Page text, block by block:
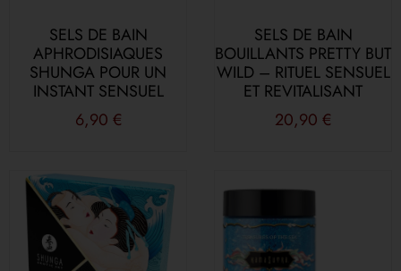
SELS DE BAIN
APHRODISIAQUES
SHUNGA POUR UN
INSTANT SENSUEL
6,90 €
SELS DE BAIN
BOUILLANTS PRETTY BUT
WILD – RITUEL SENSUEL
ET REVITALISANT
20,90 €